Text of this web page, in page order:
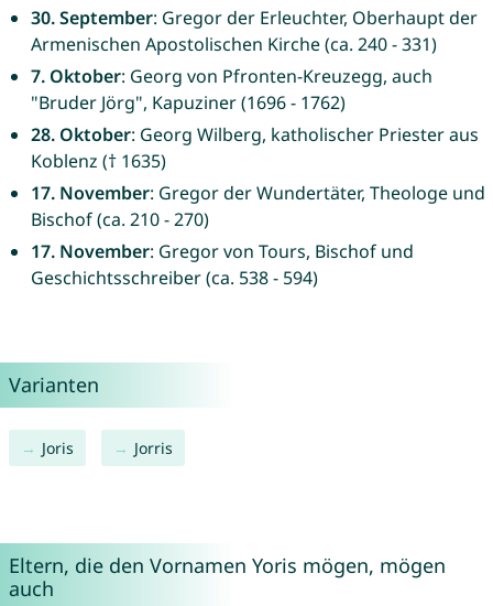
30. September: Gregor der Erleuchter, Oberhaupt der
Armenischen Apostolischen Kirche (ca. 240 - 331)
7. Oktober: Georg von Pfronten-Kreuzegg, auch
"Bruder Jörg", Kapuziner (1696 - 1762)
28. Oktober: Georg Wilberg, katholischer Priester aus
Koblenz († 1635)
17. November: Gregor der Wundertäter, Theologe und
Bischof (ca. 210 - 270)
17. November: Gregor von Tours, Bischof und
Geschichtsschreiber (ca. 538 - 594)
Varianten
Joris Jorris
Eltern, die den Vornamen Yoris mögen, mögen
auch